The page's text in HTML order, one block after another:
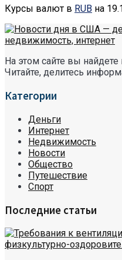
Курсы валют в RUB на
На этом сайте вы
Читайте, делитесь
Категории
Деньги
Интернет
Недвижимость
Новости
Общество
Путешествие
Спорт
Последние статьи